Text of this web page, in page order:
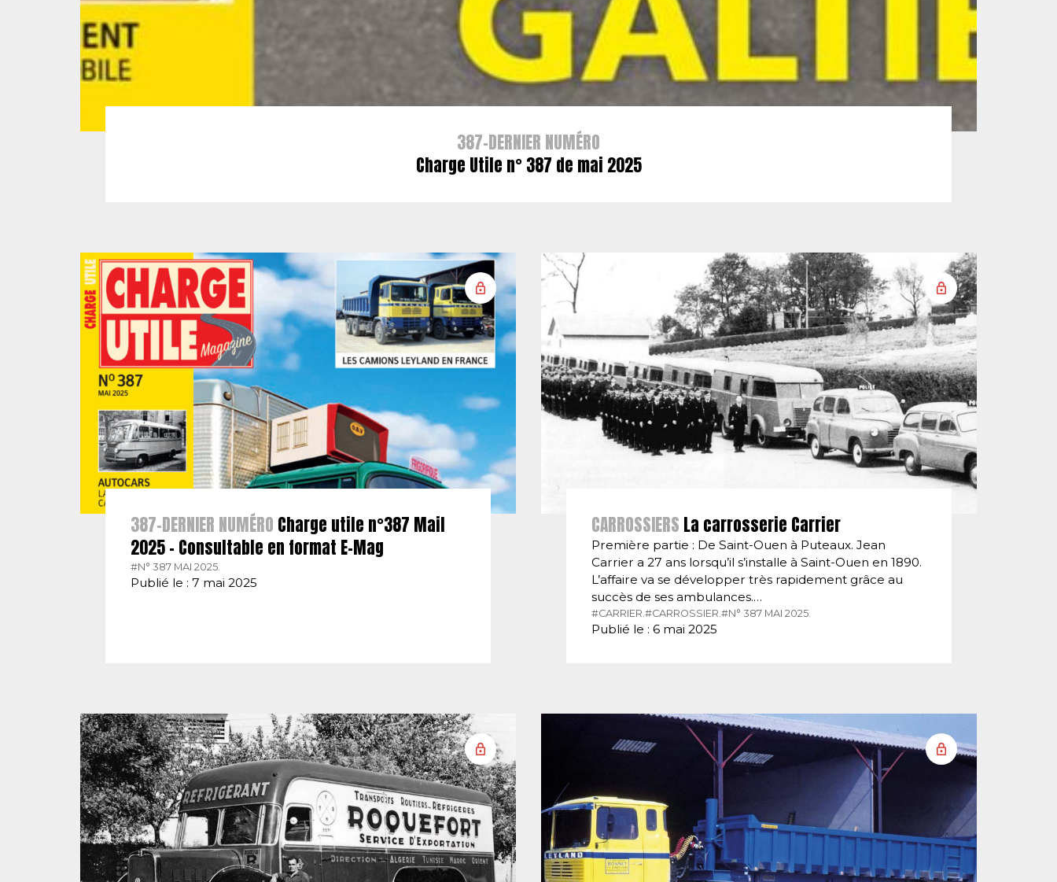
387-DERNIER NUMÉRO
Charge Utile n° 387 de mai 2025
387-DERNIER NUMÉRO Charge utile n°387 Mail
2025 – Consultable en format E-Mag
#N° 387 MAI 2025.
Publié le : 7 mai 2025
CARROSSIERS La carrosserie Carrier
Première partie : De Saint-Ouen à Puteaux. Jean
Carrier a 27 ans lorsqu’il s’installe à Saint-Ouen en 1890.
L’affaire va se développer très rapidement grâce au
succès de ses ambulances.…
#CARRIER.#CARROSSIER.#N° 387 MAI 2025.
Publié le : 6 mai 2025